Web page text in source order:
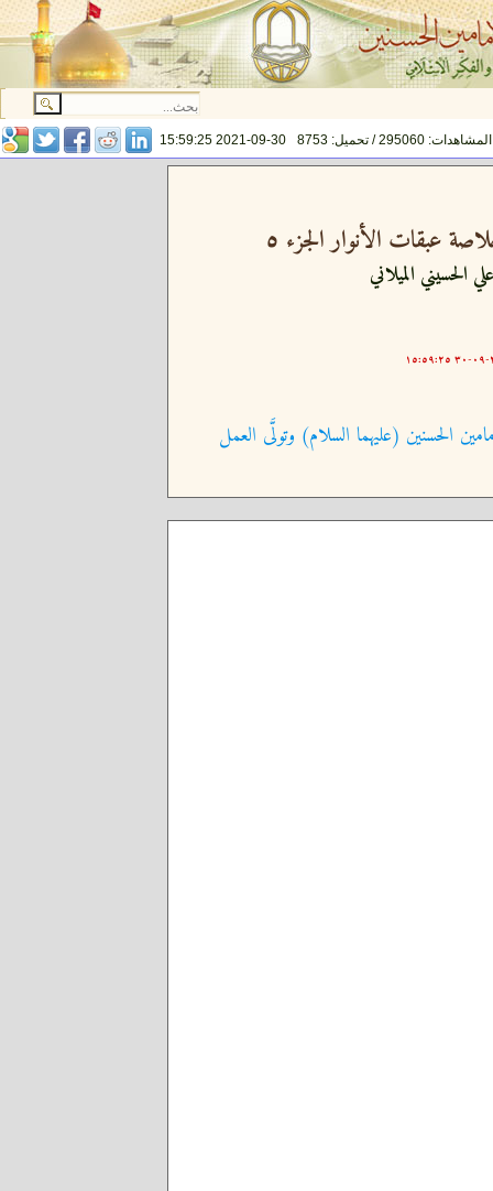
المشاهدات: 295060 / تحميل: 8753 2021-09-30 15:59:25
عبقات الأنوار الجزء ٥
الحسيني الميلاني
الحسنين (عليهما السلام) وتولَّى العمل